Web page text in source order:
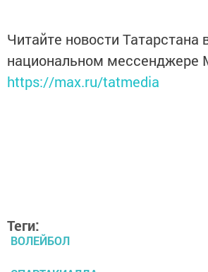
Читайте новости Татарстана
национальном мессенджере
https://max.ru/tatmedia
Теги:
ВОЛЕЙБОЛ